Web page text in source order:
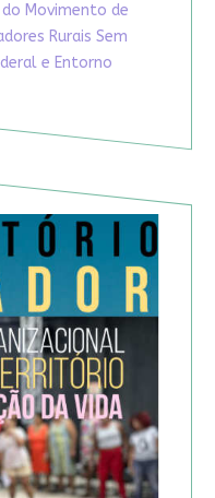
do Movimento de
Rurais Sem
e Entorno